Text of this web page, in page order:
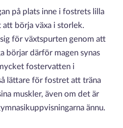
på plats inne i fostrets lilla
börja växa i storlek.
för växtspurten genom att
börjar därför magen synas
fostervatten i
lättare för fostret att träna
muskler, även om det är
ännu.